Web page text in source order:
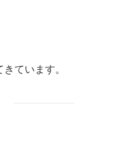
ています。